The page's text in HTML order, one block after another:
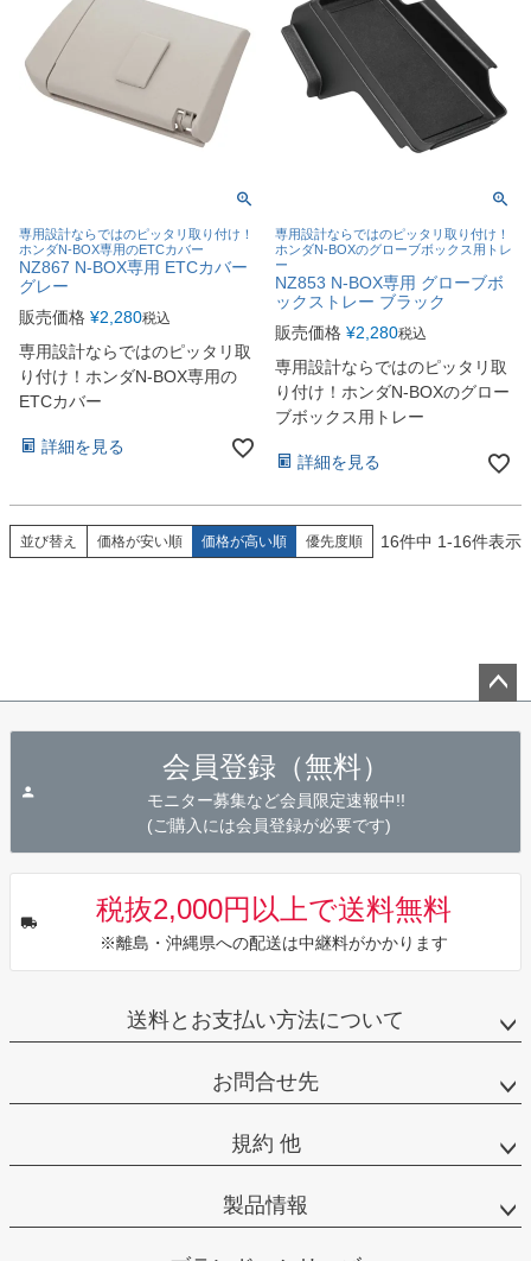
専用設計ならではのピッタリ取り付け！
ホンダN-BOX専用のETCカバー
NZ867 N-BOX専用 ETCカバー
グレー
販売価格 ¥2,280税込
専用設計ならではのピッタリ取
り付け！ホンダN-BOX専用の
ETCカバー
詳細を見る
専用設計ならではのピッタリ取り付け！
ホンダN-BOXのグローブボックス用トレ
ー
NZ853 N-BOX専用 グローブボ
ックストレー ブラック
販売価格 ¥2,280税込
専用設計ならではのピッタリ取
り付け！ホンダN-BOXのグロー
ブボックス用トレー
詳細を見る
並び替え 価格が安い順 価格が高い順 優先度順 16件中 1-16件表示
会員登録（無料）
モニター募集など会員限定速報中!!
(ご購入には会員登録が必要です)
税抜2,000円以上で送料無料
※離島・沖縄県への配送は中継料がかかります
送料とお支払い方法について
お問合せ先
規約 他
製品情報